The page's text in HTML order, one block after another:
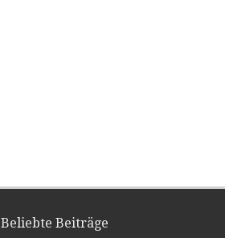
Beliebte Beiträge